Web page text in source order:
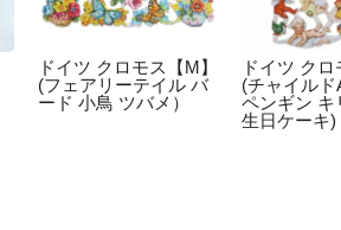
ドイツ クロモス【M】
(フェアリーテイル バ
ード 小鳥 ツバメ）
ドイツ ク
(チャイルド
ペンギン キ
生日ケーキ)